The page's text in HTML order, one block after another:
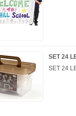
SET 24
SET 24